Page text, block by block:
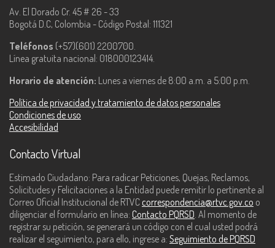
Av. El Dorado Cr. 45 # 26 - 33
Bogotá D.C, Colombia - Código Postal: 111321
Teléfonos (+57)(601) 2200700.
Línea gratuita nacional: 018000123414.
Horario de atención: Lunes a viernes de 8:00 a.m. a 5:00 p.m.
Política de privacidad y tratamiento de datos personales
Condiciones de uso
Accesibilidad
Contacto Virtual
Estimado Ciudadano: Para radicar Peticiones, Quejas, Reclamos,
Solicitudes y Felicitaciones a la Entidad puede remitir lo pertinente al
Correo Oficial Institucional de RTVC correspondencia@rtvc.gov.co o
diligenciar el formulario en línea: Contacto PQRSD. Al momento de
registrar su petición, se generará un código con el cual usted podrá
realizar el seguimiento, para ello, ingrese a: Seguimiento de PQRSD